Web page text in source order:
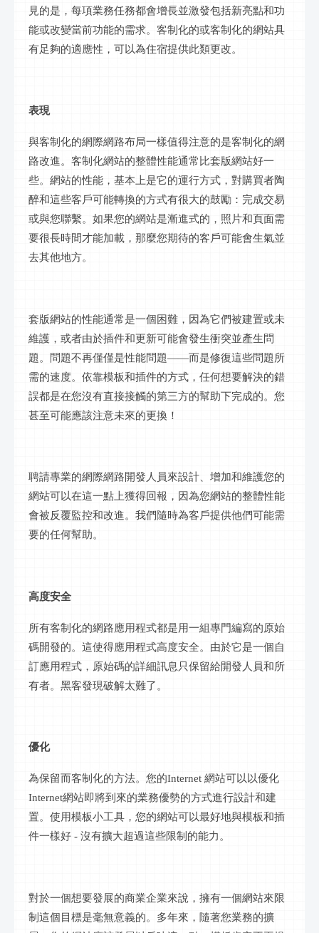
見的是，每項業務任務都會增長並激發包括新亮點和功
能或改變當前功能的需求。 客制化的或客制化的網站具
有足夠的適應性，可以為住宿提供此類更改。
表現
與客制化的網際網路布局一樣值得注意的是客制化的網
路改進。 客制化網站的整體性能通常比套版網站好一
些。網站的性能，基本上是它的運行方式，對購買者陶
醉和這些客戶可能轉換的方式有很大的鼓勵：完成交易
或與您聯繫。如果您的網站是漸進式的，照片和頁面需
要很長時間才能加載，那麼您期待的客戶可能會生氣並
去其他地方。
套版網站的性能通常是一個困難，因為它們被建置或未
維護，或者由於插件和更新可能會發生衝突並產生問
題。問題不再僅僅是性能問題——而是修復這些問題所
需的速度。依靠模板和插件的方式，任何想要解決的錯
誤都是在您沒有直接接觸的第三方的幫助下完成的。您
甚至可能應該注意未來的更換！
聘請專業的網際網路開發人員來設計、增加和維護您的
網站可以在這一點上獲得回報，因為您網站的整體性能
會被反覆監控和改進。我們隨時為客戶提供他們可能需
要的任何幫助。
高度安全
所有客制化的網路應用程式都是用一組專門編寫的原始
碼開發的。這使得應用程式高度安全。由於它是一個 自
訂應用程式， 原始碼的詳細訊息 只保留給開發人員和所
有者。黑客發現破解太難了。
優化
為保留而客制化的方法。您的Internet 網站可以以優化
Internet網站即將到來的業務優勢的方式進行設計和建
置。使用模板小工具，您的網站可以最好地與模板和插
件一樣好 - 沒有擴大超過這些限制的能力。
對於一個想要發展的商業企業來說，擁有一個網站來限
制這個目標是毫無意義的。多年來，隨著您業務的擴